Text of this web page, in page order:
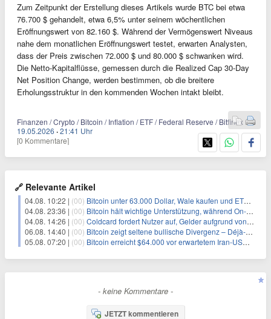
Zum Zeitpunkt der Erstellung dieses Artikels wurde BTC bei etwa
76.700 $ gehandelt, etwa 6,5% unter seinem wöchentlichen
Eröffnungswert von 82.160 $. Während der Vermögenswert Niveaus
nahe dem monatlichen Eröffnungswert testet, erwarten Analysten,
dass der Preis zwischen 72.000 $ und 80.000 $ schwanken wird.
Die Netto-Kapitalflüsse, gemessen durch die Realized Cap 30-Day
Net Position Change, werden bestimmen, ob die breitere
Erholungsstruktur in den kommenden Wochen intakt bleibt.
Finanzen / Crypto / Bitcoin / Inflation / ETF / Federal Reserve / Bitfinex
19.05.2026 ·21:41 Uhr
[0 Kommentare]
🔗 Relevante Artikel
04.08. 10:22 | (00) Bitcoin unter 63.000 Dollar, Wale kaufen und ETF-Anleger verkaufen
04.08. 23:36 | (00) Bitcoin hält wichtige Unterstützung, während On-Chain-Daten auf neue Akkumulation hinweisen
04.08. 14:26 | (00) Coldcard fordert Nutzer auf, Gelder aufgrund von Sicherheitslücke umgehend zu transferieren
06.08. 14:40 | (00) Bitcoin zeigt seltene bullische Divergenz – Déjà-vu für BTC?
05.08. 07:20 | (00) Bitcoin erreicht $64.000 vor erwartetem Iran-USA-Oman-Abkommen zur Straße von Hormus
- keine Kommentare -
JETZT kommentieren